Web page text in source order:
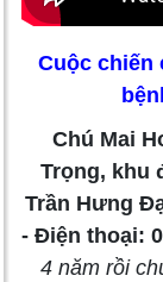
Cuộc chiến
Chú Mai
Trọng, khu
Trần Hưng
- Điện thoại:
4 năm rồi